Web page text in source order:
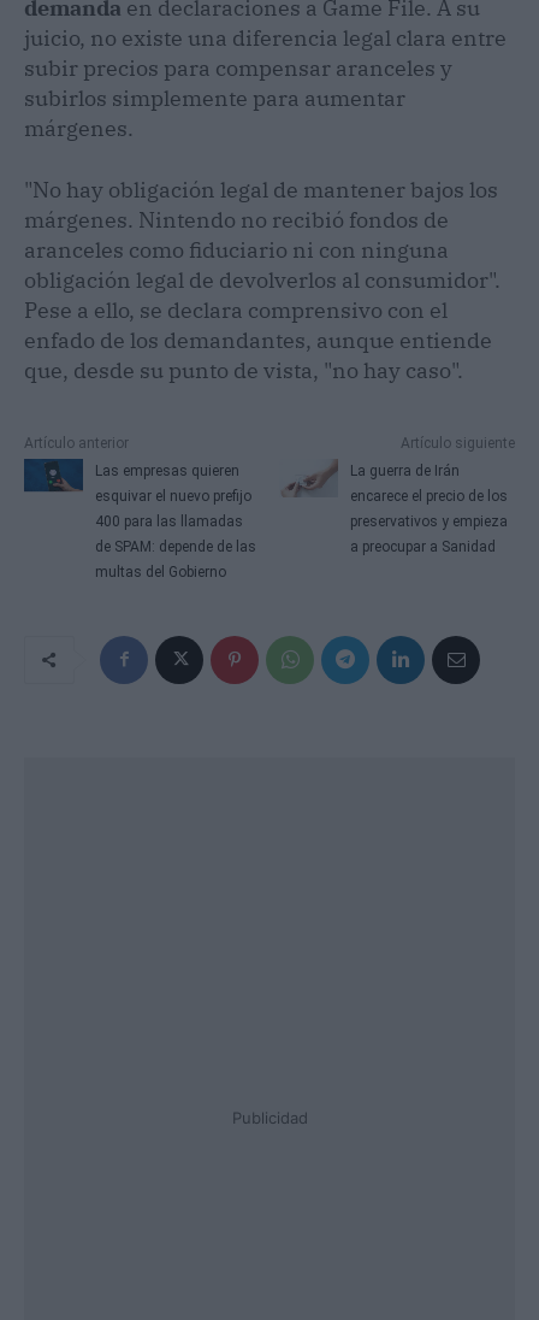
demanda en declaraciones a Game File. A su
juicio, no existe una diferencia legal clara entre
subir precios para compensar aranceles y
subirlos simplemente para aumentar
márgenes.
"No hay obligación legal de mantener bajos los
márgenes. Nintendo no recibió fondos de
aranceles como fiduciario ni con ninguna
obligación legal de devolverlos al consumidor".
Pese a ello, se declara comprensivo con el
enfado de los demandantes, aunque entiende
que, desde su punto de vista, "no hay caso".
Artículo anterior
Las empresas quieren
esquivar el nuevo prefijo
400 para las llamadas
de SPAM: depende de las
multas del Gobierno
Artículo siguiente
La guerra de Irán
encarece el precio de los
preservativos y empieza
a preocupar a Sanidad
Publicidad